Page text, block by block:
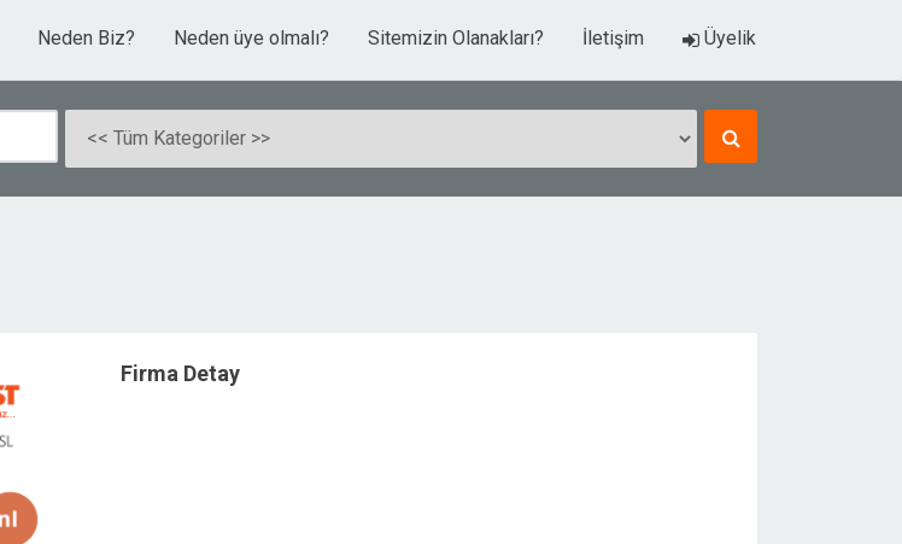
Neden Biz? Neden üye olmalı? Sitemizin Olanakları? İletişim Üyelik
Firma Detay